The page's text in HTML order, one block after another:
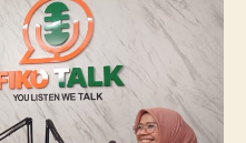
Pelajari
RPL
dan
Tinjau
Tiga
Laboratorium